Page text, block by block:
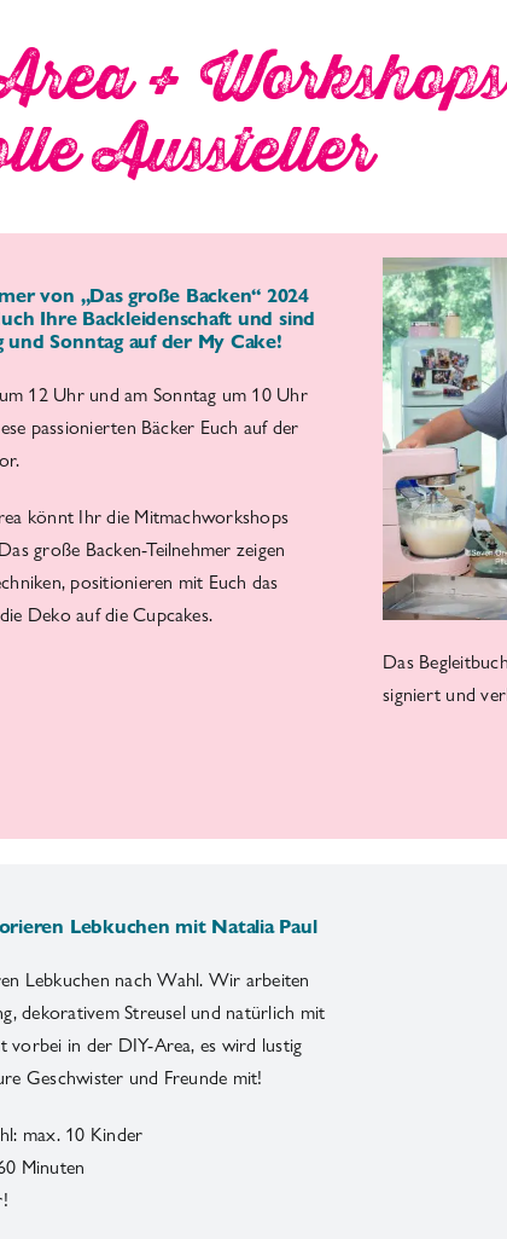
+
Aussteller
von „Das große Backen“ 2024
Ihre Backleidenschaft und sind
und Sonntag auf der My Cake!
12 Uhr und am Sonntag um 10 Uhr
passionierten Bäcker Euch auf der
könnt Ihr die Mitmachworkshops
große Backen-Teilnehmer zeigen
positionieren mit Euch das
Deko auf die Cupcakes.
Das
signiert und
Lebkuchen mit Natalia Paul
Lebkuchen nach Wahl. Wir arbeiten
dekorativem Streusel und natürlich mit
vorbei in der DIY-Area, es wird lustig
Geschwister und Freunde mit!
max. 10 Kinder
Minuten